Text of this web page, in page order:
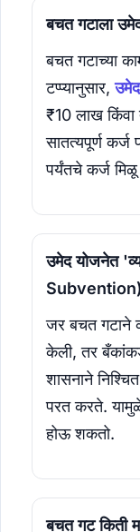
बचत गटाला
बचत गटाच्या
टप्प्यानुसार,
₹10 लाख
सातत्यपूर्ण
पर्यंतचे कर्ज
उमेद योजनेत
जर बचत गटाने
केली, तर
शासनाने
परत करते.
होऊ शकतो.
बचत गट किती